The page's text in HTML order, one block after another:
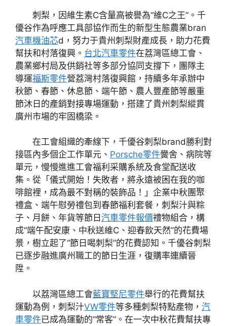
刺梨，因維生素C含量高被譽為“維C之王”。千
優谷作為呼應工具部協作而生的新型生態農業bran
汽車機油芯d，努力于貴州刺梨財產成長，助力花費
幫扶和村落復興。 台北汽車零件在荔灣區總工會、
農業鄉村局及供銷社等多部分協同支撐下，團隊主
導運福斯零件營荔灣村落復興館，持續多年承辦中
秋節、春節、休息節、端午節、農人豐產節等嚴重
節沐日的產銷對接專場運動，搭建了貴州刺梨縱貫
廣州市場的牢固橋梁。
在工會組織的牽線下，千優谷刺梨brand勝利對
接區內多個企工作單元、 Porsche零件黌舍、病院等
單元，慢慢進進工會福利采購系統及食堂配送收
集。從「儀式開始！失敗者，將永遠被困在我的咖
啡館裡，成為最不對稱的裝飾品！」企業中秋團聚
禮盒、端午慰勞禮包到春節福利套餐，刺梨汁與粽
子、月餅、年貨等節日 汽車零件報價禮物組合，構
成“端午配安康、中秋送維C、迎春飲天然”的花費場
景，樹立起了“節日喝刺梨”的花費認知。千優谷刺梨
已逐步融進廣州職工的節日生涯，復購率連續晉
陞。
以荔灣區總工會藍寶堅尼零件舉行的花費幫扶
運動為例，刺梨汁VW零件等多種刺梨特點產物， 汽
車零件已成為運動的“常客”。在一次中秋花費幫扶專